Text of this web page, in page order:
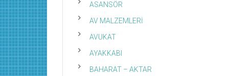
ASANSÖR
AV MALZEMLERİ
AVUKAT
AYAKKABI
BAHARAT – AKTAR